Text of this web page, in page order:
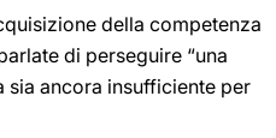
della competenza
di perseguire “una
sia ancora insufficiente per